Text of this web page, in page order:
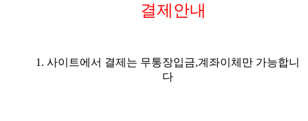
결제안내
1. 사이트에서 결제는 무통장입금,계좌이체만 가능합니
다